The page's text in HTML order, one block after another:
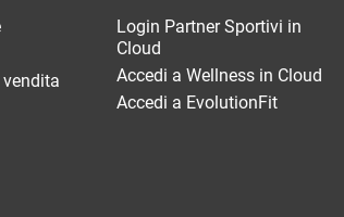
Login Partner Sportivi in
Cloud
Accedi a Wellness in Cloud
Accedi a EvolutionFit